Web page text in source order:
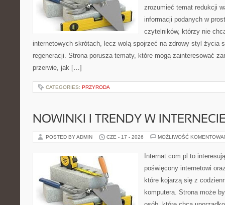
zrozumieć temat redukcji
informacji podanych w
czytelników, którzy nie
internetowych skrótach, lecz wolą spojrzeć na zdrowy styl życia
regeneracji. Strona porusza tematy, które mogą zainteresować
przerwie, jak […]
CATEGORIES: PRZYRODA
NOWINKI I TRENDY W
POSTED BY ADMIN CZE - 17 - 2026 MOŻLIWOŚĆ
Internat.com.pl to
poświęcony internetowi
które kojarzą się z
komputera. Strona może